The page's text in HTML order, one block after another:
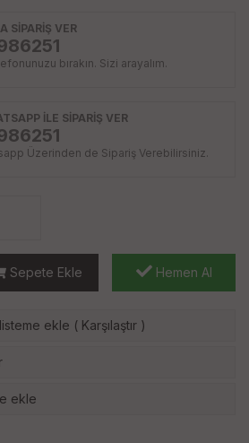
SİPARİŞ VER
bırakın. Sizi arayalım.
İLE SİPARİŞ VER
Üzerinden de Sipariş Verebilirsiniz.
Sepete Ekle Hemen Al
listeme ekle ( Karşılaştır )
ekle